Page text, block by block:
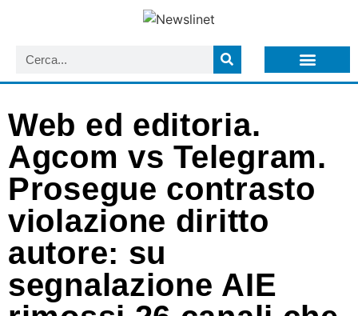
Web ed editoria.
Agcom vs Telegram.
Prosegue contrasto
violazione diritto
autore: su
segnalazione AIE